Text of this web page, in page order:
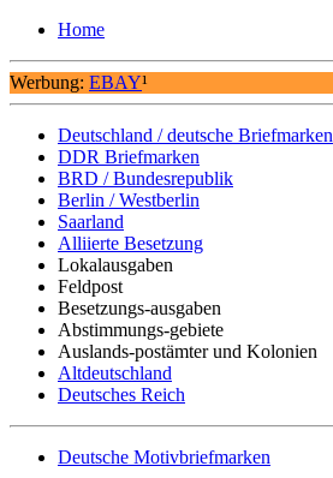
Home
Werbung: EBAY¹
Deutschland / deutsche Briefmarken
DDR Briefmarken
BRD / Bundesrepublik
Berlin / Westberlin
Saarland
Alliierte Besetzung
Lokalausgaben
Feldpost
Besetzungs-ausgaben
Abstimmungs-gebiete
Auslands-postämter und Kolonien
Altdeutschland
Deutsches Reich
Deutsche Motivbriefmarken